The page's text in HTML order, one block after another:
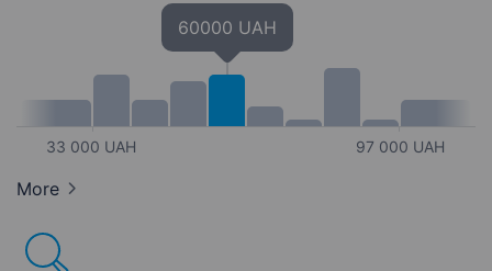
33 000 UAH
60000 UAH
97 000 UAH
More